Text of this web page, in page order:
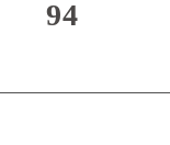
94